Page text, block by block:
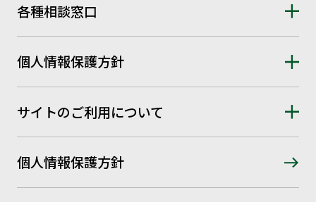
各種相談窓口
個人情報保護方針
サイトのご利用について
個人情報保護方針